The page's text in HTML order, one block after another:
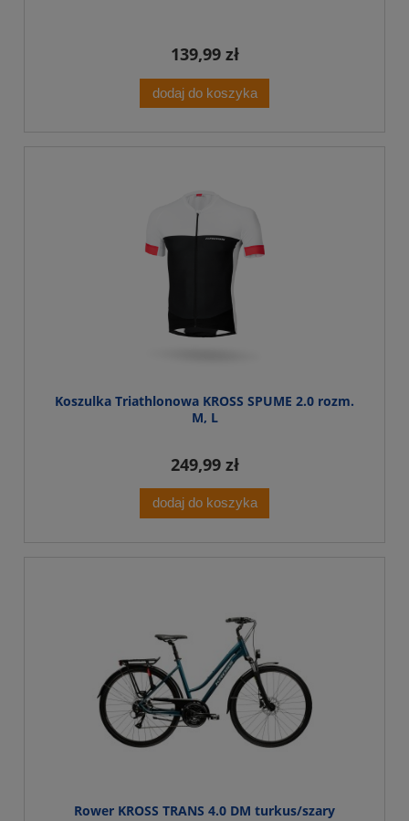
139,99 zł
dodaj do koszyka
Koszulka Triathlonowa KROSS SPUME 2.0 rozm.
M, L
249,99 zł
dodaj do koszyka
Rower KROSS TRANS 4.0 DM turkus/szary